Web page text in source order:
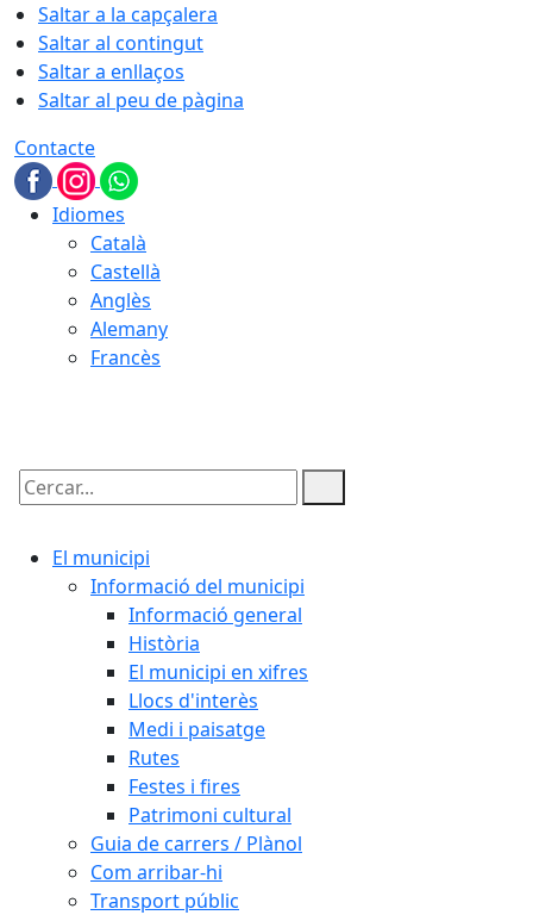
Saltar a la capçalera
Saltar al contingut
Saltar a enllaços
Saltar al peu de pàgina
Contacte
Idiomes
Català
Castellà
Anglès
Alemany
Francès
Cercar:
El municipi
Informació del municipi
Informació general
Història
El municipi en xifres
Llocs d'interès
Medi i paisatge
Rutes
Festes i fires
Patrimoni cultural
Guia de carrers / Plànol
Com arribar-hi
Transport públic